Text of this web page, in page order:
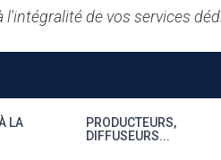
de vos services
LA
PRODUCTEURS,
DIFFUSEURS...